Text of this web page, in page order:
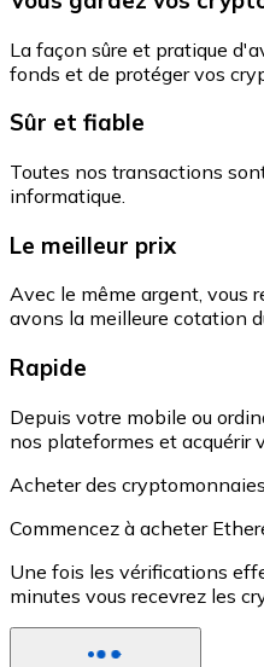
La façon sûre et pratique
fonds et de protéger vos
Sûr et fiable
Toutes nos transactions
informatique.
Le meilleur prix
Avec le même argent, vous
avons la meilleure cotation
Rapide
Depuis votre mobile ou
nos plateformes et acquérir
Acheter des cryptomonnaies
Commencez à acheter
Une fois les vérifications
minutes vous recevrez les